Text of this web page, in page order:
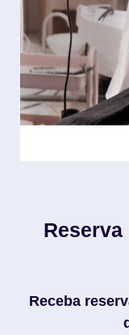
Receba